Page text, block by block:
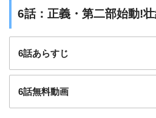
6話：正義・第二部始動!
6話あらすじ
6話無料動画